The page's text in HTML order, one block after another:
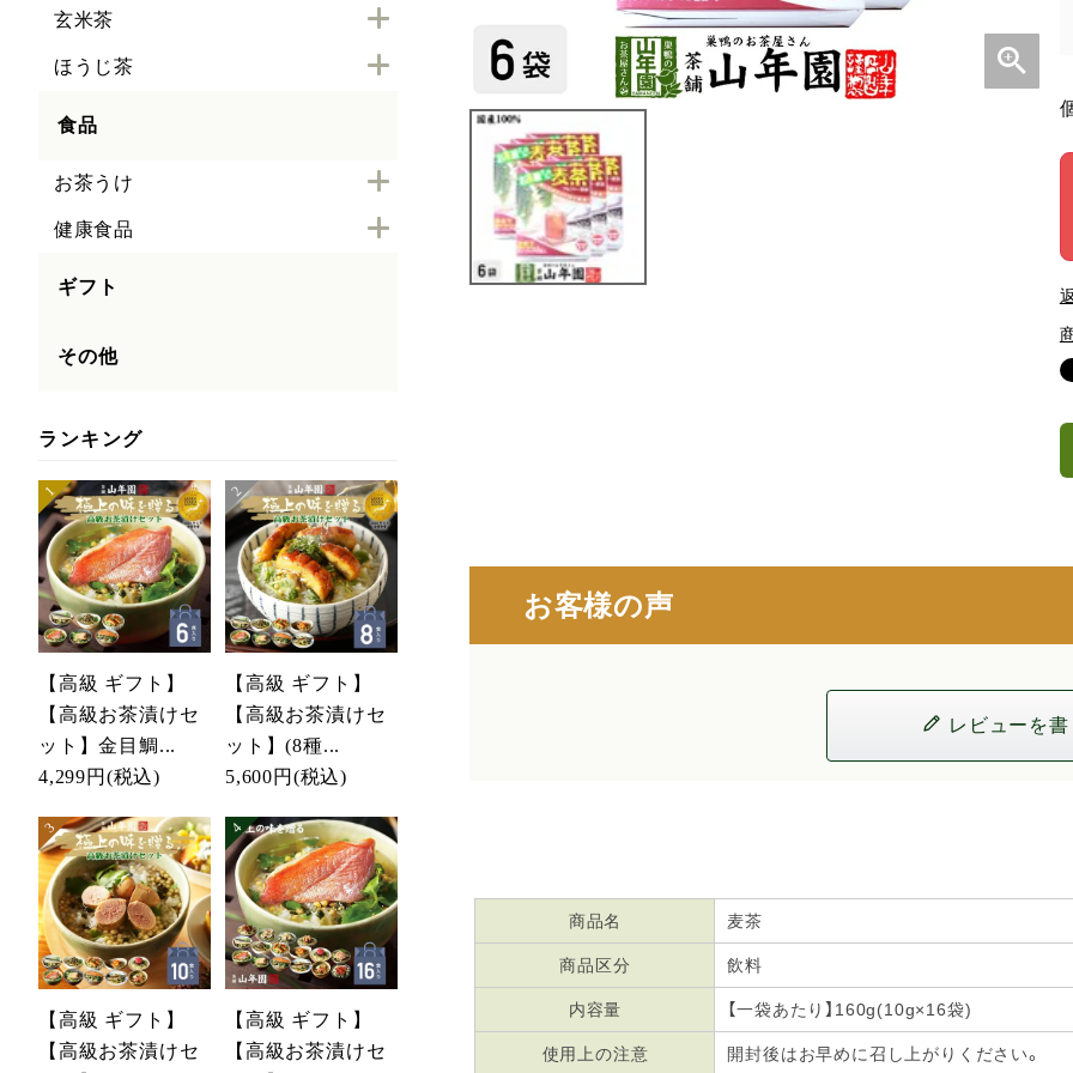
玄米茶
ほうじ茶
食品
お茶うけ
健康食品
ギフト
その他
ランキング
【高級 ギフト】
【高級お茶漬けセ
ット】金目鯛...
4,299円 (税込)
【高級 ギフト】
【高級お茶漬けセ
ット】(8種...
5,600円 (税込)
【高級 ギフト】
【高級お茶漬けセ
【高級 ギフト】
【高級お茶漬けセ
お客様の声
レビューを書
商品名 麦茶
商品区分 飲料
内容量 【一袋あたり】160g(10g×16袋)
使用上の注意 開封後はお早めに召し上がりください。